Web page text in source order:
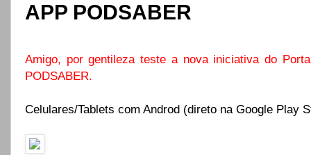
APP PODSABER
Amigo, por gentileza teste a nova iniciativa do
PODSABER.
Celulares/Tablets com Androd (direto na Google Play